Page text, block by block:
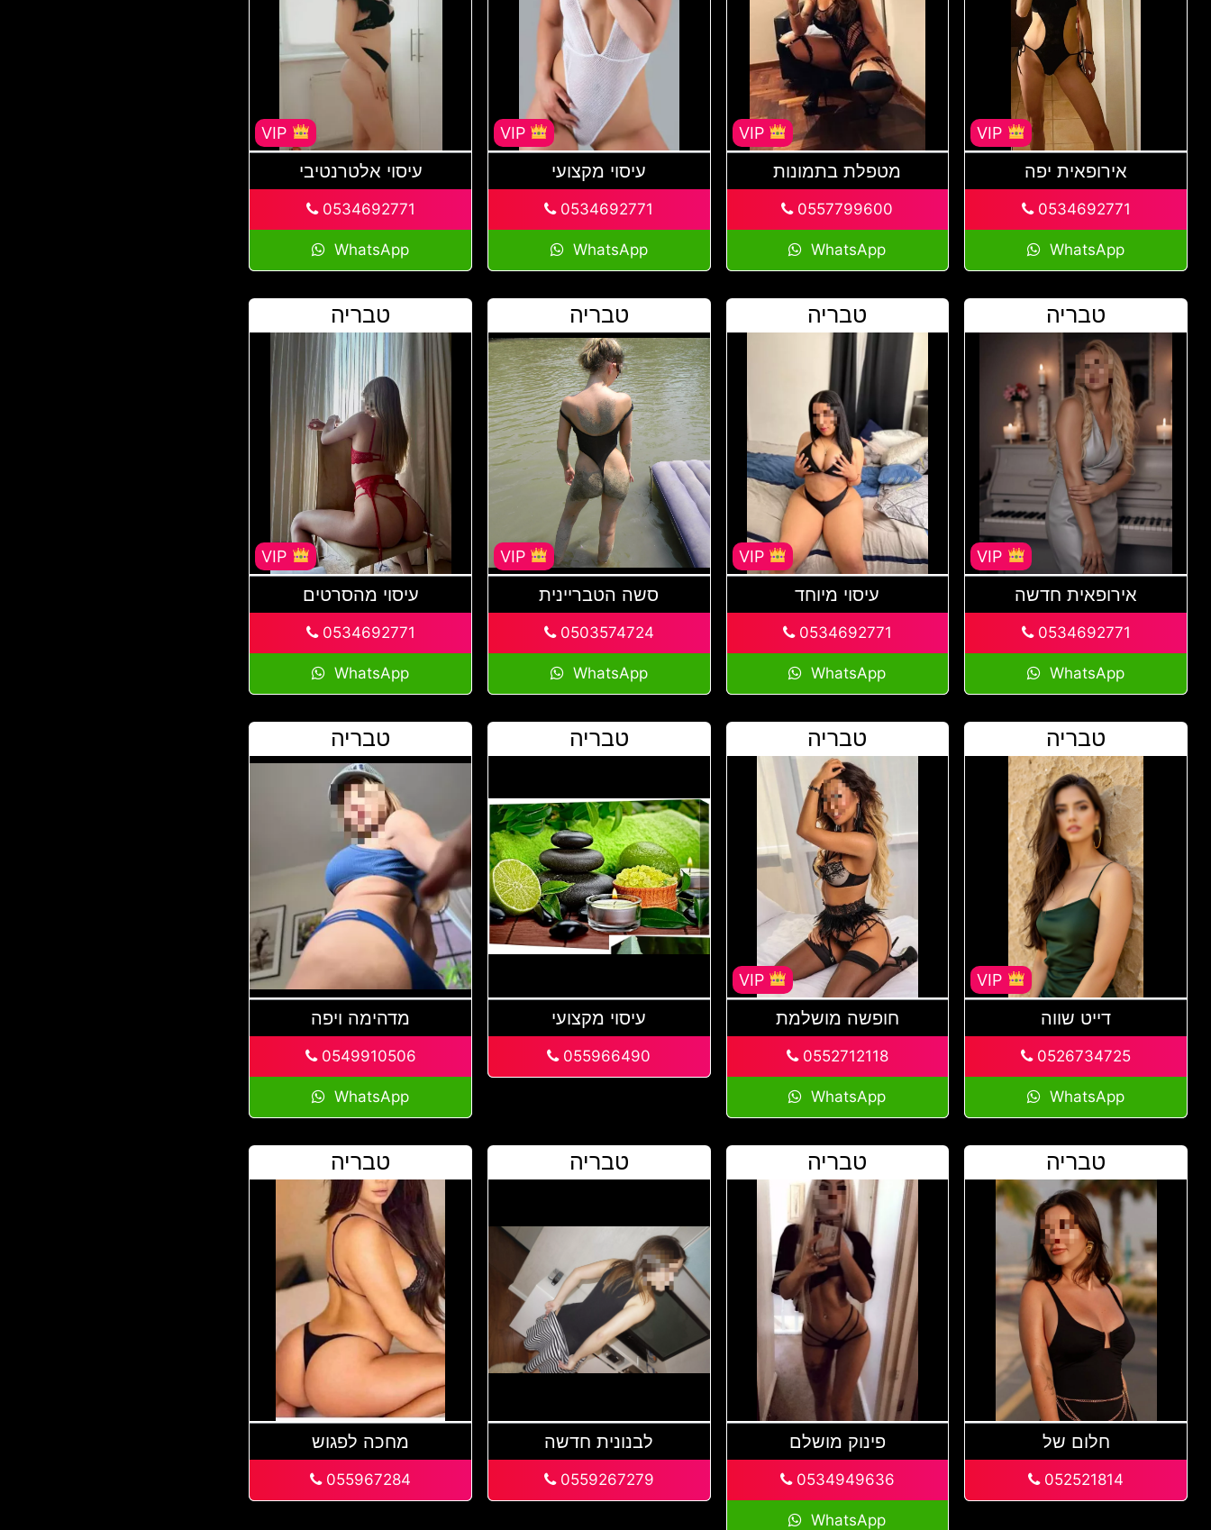
אירופאית יפה
0534692771
WhatsApp
VIP
מטפלת בתמונות
0557799600
WhatsApp
VIP
עיסוי מקצועי
0534692771
WhatsApp
עיסוי אלטרנטיבי
0534692771
WhatsApp
טבריה
אירופאית חדשה
0534692771
WhatsApp
VIP
טבריה
עיסוי מיוחד
0534692771
WhatsApp
VIP
טבריה
סשה הטבריינית
0503574724
WhatsApp
טבריה
עיסוי מהסרטים
0534692771
WhatsApp
טבריה
דייט שווה
0526734725
WhatsApp
VIP
טבריה
חופשה מושלמת
0552712118
WhatsApp
טבריה
עיסוי מקצועי
055966490
טבריה
מדהימה ויפה
0549910506
WhatsApp
טבריה
חלום של
052521814
טבריה
פינוק מושלם
0534949636
WhatsApp
טבריה
לבנונית חדשה
0559267279
טבריה
מחכה לפגוש
055967284